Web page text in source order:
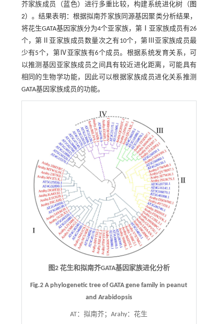
芥家族成员（蓝色）进行多重比较，构建系统进化树（ 图
2）。结果表明：根据拟南芥家族同源基因聚类分析结果，
将花生GATA基因家族分为4个亚家族，第Ⅰ亚家族成员有26
个，第Ⅱ亚家族成员数量次之有10个，第Ⅲ亚家族成员最
少有5个，第Ⅳ亚家族有6个成员。根据系统发育关系，可
以推测基因亚家族成员之间具有较近进化距离，可能具有
相同的生物学功能，因此可以根据家族成员进化关系推测
GATA基因家族成员的功能。
图2 花生和拟南芥GATA基因家族进化分析
Fig.2 A phylogenetic tree of GATA gene family in peanut
and Arabidopsis
AT：拟南芥；Arahy：花生